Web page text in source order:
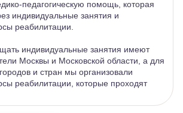
педагогическую помощь, которая
индивидуальные занятия и
реабилитации.
индивидуальные занятия имеют
Москвы и Московской области, а для
и стран мы организовали
реабилитации, которые проходят